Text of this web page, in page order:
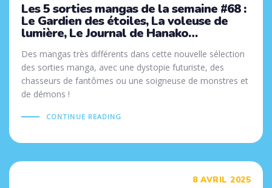
Les 5 sorties mangas de la semaine #68 :
Le Gardien des étoiles, La voleuse de
lumière, Le Journal de Hanako…
Des mangas très différents dans cette nouvelle sélection
des sorties manga, avec une dystopie futuriste, des
chasseurs de fantômes ou une soigneuse de monstres et
de démons !
CONTINUE READING
8 AVRIL 2025